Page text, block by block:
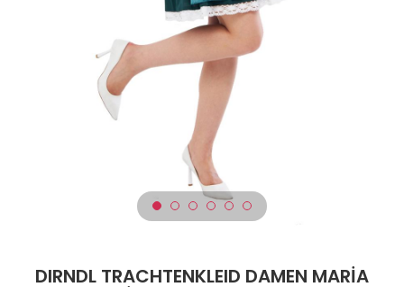
DIRNDL TRACHTENKLEID DAMEN MARİA